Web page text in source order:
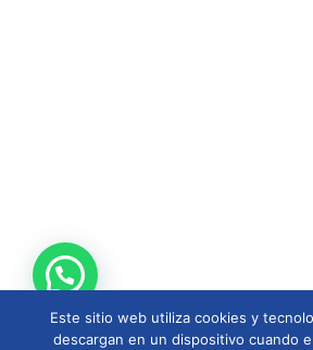
Este sitio web utiliza cookies y
descargan en un dispositivo cuando